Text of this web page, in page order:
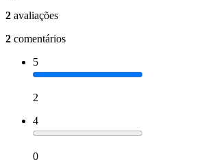
2 avaliações
2 comentários
5
2
4
0